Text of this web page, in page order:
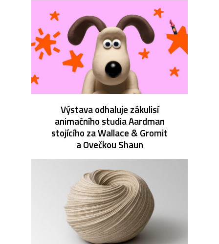
Výstava odhaluje zákulisí
animačního studia Aardman
stojícího za Wallace & Gromit
a Ovečkou Shaun